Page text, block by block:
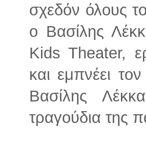
σχεδόν όλους
ο Βασίλης
Kids Theater,
και εμπνέει
Βασίλης
τραγούδια της